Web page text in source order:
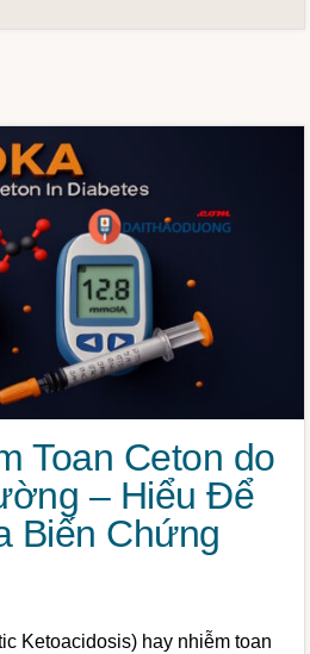
Toan Ceton do
– Hiểu Để
Biến Chứng
Ketoacidosis) hay nhiễm toan